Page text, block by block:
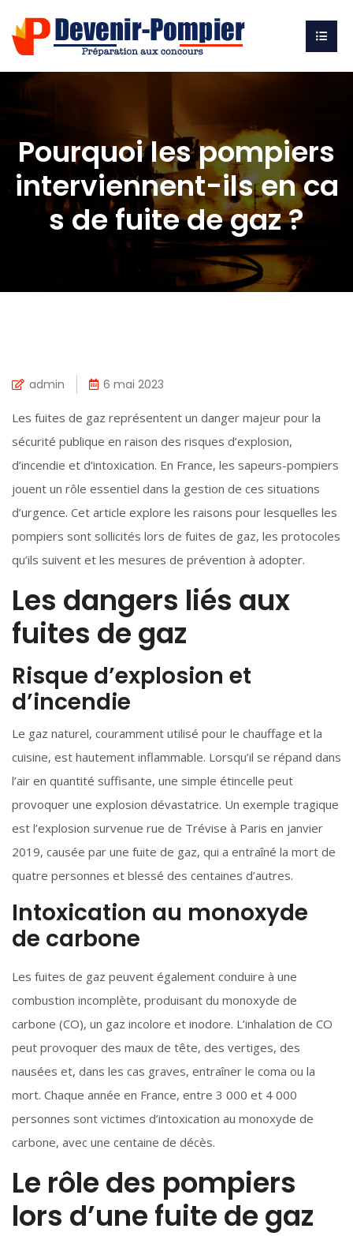
Pourquoi les pompiers
interviennent-ils en ca
s de fuite de gaz ?
admin 6 mai 2023
Les fuites de gaz représentent un danger majeur pour la
sécurité publique en raison des risques d’explosion,
d’incendie et d’intoxication. En France, les sapeurs-pompiers
jouent un rôle essentiel dans la gestion de ces situations
d’urgence. Cet article explore les raisons pour lesquelles les
pompiers sont sollicités lors de fuites de gaz, les protocoles
qu’ils suivent et les mesures de prévention à adopter.
Les dangers liés aux
fuites de gaz
Risque d’explosion et
d’incendie
Le gaz naturel, couramment utilisé pour le chauffage et la
cuisine, est hautement inflammable. Lorsqu’il se répand dans
l’air en quantité suffisante, une simple étincelle peut
provoquer une explosion dévastatrice. Un exemple tragique
est l’explosion survenue rue de Trévise à Paris en janvier
2019, causée par une fuite de gaz, qui a entraîné la mort de
quatre personnes et blessé des centaines d’autres.
Intoxication au monoxyde
de carbone
Les fuites de gaz peuvent également conduire à une
combustion incomplète, produisant du monoxyde de
carbone (CO), un gaz incolore et inodore. L’inhalation de CO
peut provoquer des maux de tête, des vertiges, des
nausées et, dans les cas graves, entraîner le coma ou la
mort. Chaque année en France, entre 3 000 et 4 000
personnes sont victimes d’intoxication au monoxyde de
carbone, avec une centaine de décès.
Le rôle des pompiers
lors d’une fuite de gaz